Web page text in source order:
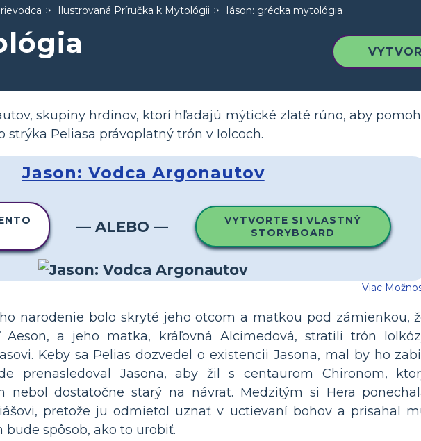
Ilustrovaná Príručka k Mytológii Iáson: grécka mytológia
skupiny hrdinov, ktorí hľadajú mýtické zlaté rúno, aby
strýka Peliasa právoplatný trón v Iolcoch.
Jason: Vodca Argonautov
— ALEBO —
VYTVORTE SI VLASTNÝ
STORYBOARD
Viac
narodenie bolo skryté jeho otcom a matkou pod zámienkou,
Aeson, a jeho matka, kráľovná Alcimedová, stratili trón
Keby sa Pelias dozvedel o existencii Jasona, mal by ho
prenasledoval Jasona, aby žil s centaurom Chironom,
nebol dostatočne starý na návrat. Medzitým si Hera
pretože ju odmietol uznať v uctievaní bohov a prisahal
bude spôsob, ako to urobiť.